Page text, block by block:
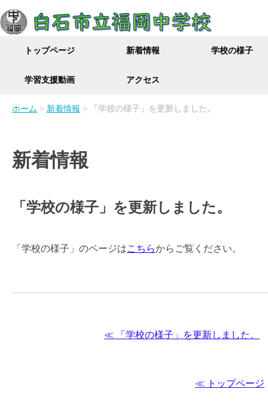
トップページ 新着情報 学校の様子
学習支援動画 アクセス
ホーム > 新着情報 > 「学校の様子」を更新しました。
新着情報
「学校の様子」を更新しました。
「学校の様子」のページはこちらからご覧ください。
≪ 「学校の様子」を更新しました。
≪ トップページ